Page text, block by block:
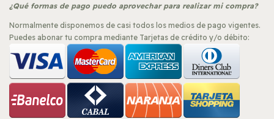
¿Qué formas de pago puedo aprovechar para realizar mi compra?
Normalmente disponemos de casi todos los medios de pago vigentes.
Puedes abonar tu compra mediante Tarjetas de crédito y/o débito: